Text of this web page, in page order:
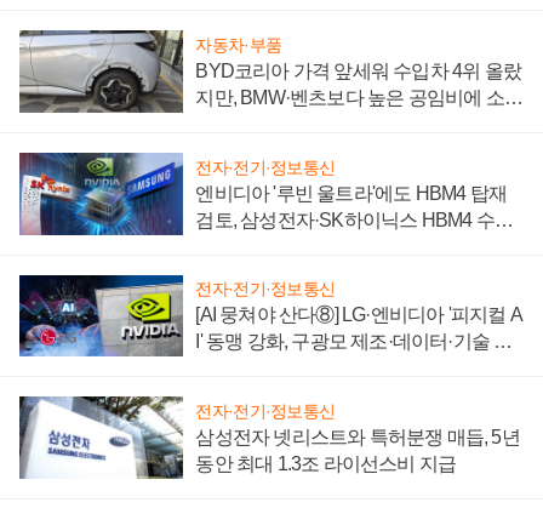
자동차·부품
BYD코리아 가격 앞세워 수입차 4위 올랐
지만, BMW·벤츠보다 높은 공임비에 소비
전자·전기·정보통신
엔비디아 '루빈 울트라'에도 HBM4 탑재
검토, 삼성전자·SK하이닉스 HBM4 수율
전자·전기·정보통신
[AI 뭉쳐야 산다⑧] LG·엔비디아 '피지컬 A
I' 동맹 강화, 구광모 제조·데이터·기술 결
전자·전기·정보통신
삼성전자 넷리스트와 특허분쟁 매듭, 5년
동안 최대 1.3조 라이선스비 지급